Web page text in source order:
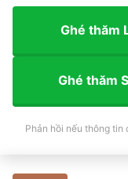
Ghé thăm
Ghé thăm
Phản hồi nếu thông tin